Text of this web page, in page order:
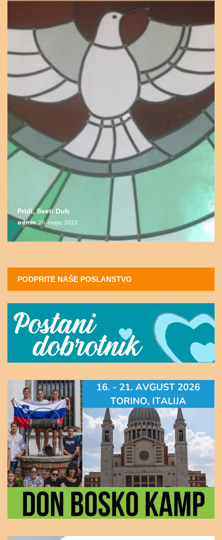
Pridi, Sveti Duh
admin 26. maja, 2022
PODPRITE NAŠE POSLANSTVO